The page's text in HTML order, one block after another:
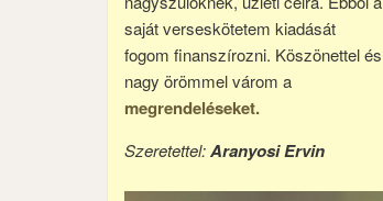
saját verseskötetem kiadását
fogom finanszírozni. Köszönettel és
nagy örömmel várom a
megrendeléseket.
Szeretettel:Aranyosi Ervin